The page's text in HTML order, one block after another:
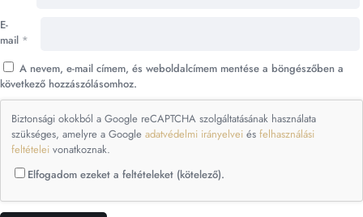
E-
mail *
A nevem, e-mail címem, és weboldalcímem mentése a böngészőben a
következő hozzászólásomhoz.
Biztonsági okokból a Google reCAPTCHA szolgáltatásának használata
szükséges, amelyre a Google adatvédelmi irányelvei és felhasználási
feltételei vonatkoznak.
Elfogadom ezeket a feltételeket (kötelező).